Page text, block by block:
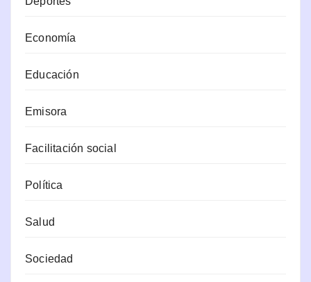
Economía
Educación
Emisora
Facilitación social
Política
Salud
Sociedad